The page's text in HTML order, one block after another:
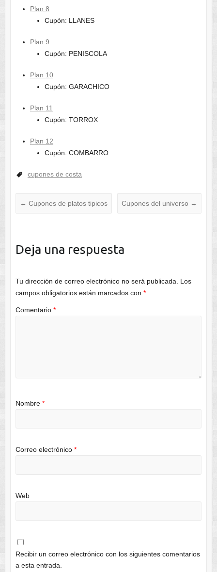
Plan 8
Cupón: LLANES
Plan 9
Cupón: PENISCOLA
Plan 10
Cupón: GARACHICO
Plan 11
Cupón: TORROX
Plan 12
Cupón: COMBARRO
cupones de costa
← Cupones de platos tipicos Cupones del universo →
Deja una respuesta
Tu dirección de correo electrónico no será publicada.
Los
campos obligatorios están marcados con *
Comentario *
Nombre *
Correo electrónico *
Web
Recibir un correo electrónico con los siguientes comentarios
a esta entrada.